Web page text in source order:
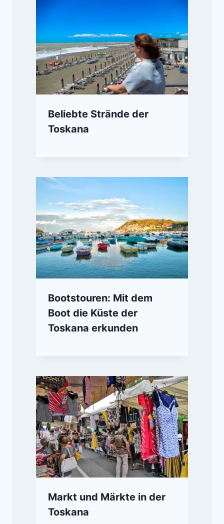
Beliebte Strände der
Toskana
Bootstouren: Mit dem
Boot die Küste der
Toskana erkunden
Markt und Märkte in der
Toskana